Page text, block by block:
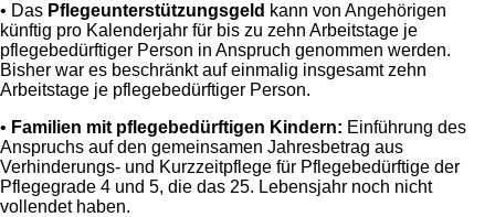
• Das Pflegeunterstützungsgeld kann von Angehörigen
künftig pro Kalenderjahr für bis zu zehn Arbeitstage je
pflegebedürftiger Person in Anspruch genommen werden.
Bisher war es beschränkt auf einmalig insgesamt zehn
Arbeitstage je pflegebedürftiger Person.
• Familien mit pflegebedürftigen Kindern: Einführung des
Anspruchs auf den gemeinsamen Jahresbetrag aus
Verhinderungs- und Kurzzeitpflege für Pflegebedürftige der
Pflegegrade 4 und 5, die das 25. Lebensjahr noch nicht
vollendet haben.